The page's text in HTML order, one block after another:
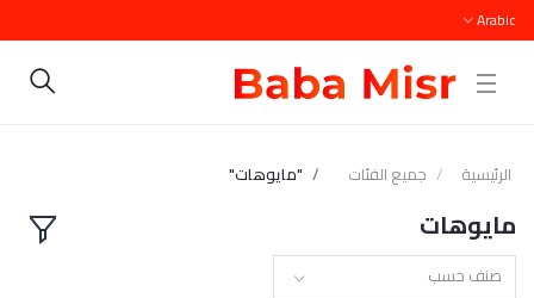
Arabic
الرئيسية جميع الفئات "مايوهات"
مايوهات
صنف حسب